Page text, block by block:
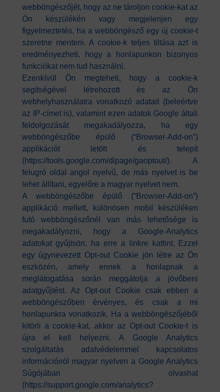
webböngészőjét, hogy az ne tároljon cookie-kat az
Ön készülékén vagy megjelenjen egy
figyelmeztetés, ha a webböngésző egy új cookie-t
szeretne menteni. A cookie-k teljes tiltása azt is
eredményezheti, hogy a honlapunkon bizonyos
funkciókat nem tud használni.
Ezenkívül Ön megteheti, hogy a cookie-k
segítségével létrehozott és az Ön
webhelyhasználatra vonatkozó adatait (beleértve
az IP-címet is), valamint ezen adatok Google általi
feldolgozását megakadályozza, ha egy
webböngészőbe épülő (“Browser-Add-on”)
applikációt letölt és telepít
(https://tools.google.com/dlpage/gaoptout/). A
felugró oldal angol nyelvű, de más nyelvet is be
lehet állítani, egyelőre a magyar nyelvet nem.
A webböngészőbe épülő (“Browser-Add-on”)
applikáció mellett, különösen mobil készüléken
futó webböngészőnél van más lehetősége is
megakadályozni, hogy a Google-Analytics
adatokat gyűjtsön, ha erre a linkre kattint. Ezzel
egy úgynevezett Opt-out Cookie jön létre az Ön
eszközén, amely ennek a honlapnak a
meglátogatása során meggátolja a jövőbeni
adatgyűjtést. Az Opt-out Cookie csak ebben a
webböngészőben érvényes, és csak a mi
honlapunkra vonatkozik. Ha a webböngészőjéből
kitörli a cookie-kat, akkor az Opt-out Cookie-t is
újra el kell helyezni. A Google Analytics
szolgáltatás adatvédelemmel kapcsolatos
információiról magyar nyelven a Google Analytics
Súgójában olvashat
(https://support.google.com/analytics?